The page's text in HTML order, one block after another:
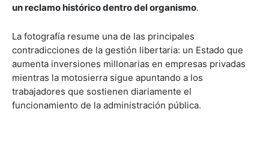
un reclamo histórico dentro del organismo.
La fotografía resume una de las principales
contradicciones de la gestión libertaria: un Estado que
aumenta inversiones millonarias en empresas privadas
mientras la motosierra sigue apuntando a los
trabajadores que sostienen diariamente el
funcionamiento de la administración pública.